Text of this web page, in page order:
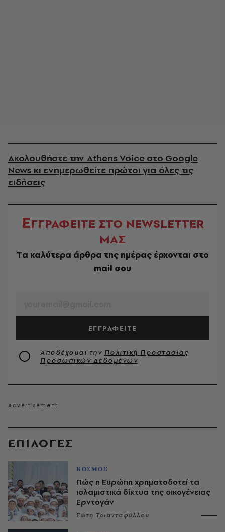
EΠΙΛΟΓΈΣ
ΚΟΣΜΟΣ
Πώς η Ευρώπη χρηματοδοτεί τα
ισλαμιστικά δίκτυα της οικογένειας
Ερντογάν
Σώτη Τριανταφύλλου
Ακολουθήστε την Athens Voice στο Google
News κι ενημερωθείτε πρώτοι για όλες τις
ειδήσεις
ΕΓΓΡΑΦΕΙΤΕ ΣΤΟ NEWSLETTER
ΜΑΣ
Tα καλύτερα άρθρα της ημέρας έρχονται στο
mail σου
ΕΓΓΡΑΦΕΙΤΕ
Αποδέχομαι την Πολιτική Προστασίας
Προσωπικών Δεδομένων